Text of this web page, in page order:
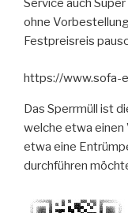
Service auch
ohne
Festpreisreis
https://www.sofa-
Das Sperrmüll ist
welche etwa einen
etwa eine
durchführen